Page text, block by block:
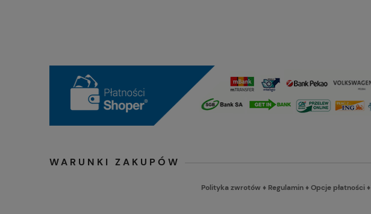
WARUNKI ZAKUPÓW
Polityka zwrotów ♦ Regulamin♦Opcje płatności♦